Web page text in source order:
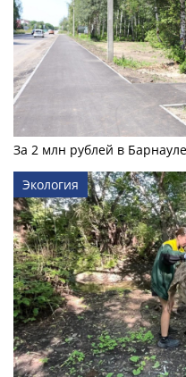
За 2 млн рублей в
Экология